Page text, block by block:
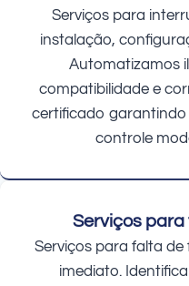
Serviços para
instalação,
Automatizamos
compatibilidade e
certificado
controle
Serviços para
Serviços para falta
imediato.